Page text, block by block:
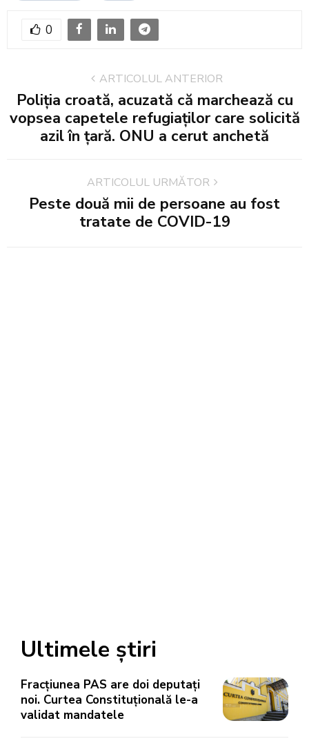
0
ARTICOLUL ANTERIOR
Poliţia croată, acuzată că marchează cu
vopsea capetele refugiaţilor care solicită
azil în ţară. ONU a cerut anchetă
ARTICOLUL URMĂTOR
Peste două mii de persoane au fost
tratate de COVID-19
Ultimele știri
Fracțiunea PAS are doi deputați
noi. Curtea Constituțională le-a
validat mandatele